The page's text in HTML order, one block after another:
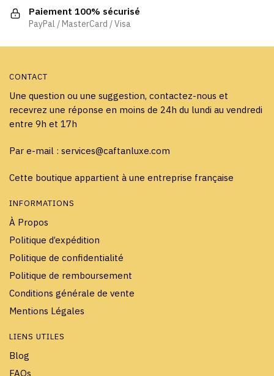
la
page
Paiement 100% sécurisé
PayPal / MasterCard / Visa
CONTACT
Une question ou une suggestion, contactez-nous et
recevrez une réponse en moins de 24h du lundi au vendredi
entre 9h et 17h
Par e-mail : services@caftanluxe.com
Cette boutique appartient à une entreprise française
INFORMATIONS
À Propos
Politique d’expédition
Politique de confidentialité
Politique de remboursement
Conditions générale de vente
Mentions Légales
LIENS UTILES
Blog
FAQs